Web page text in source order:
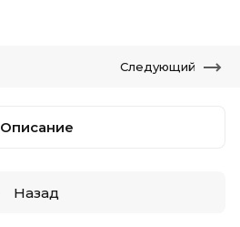
Следующий
Описание
Назад